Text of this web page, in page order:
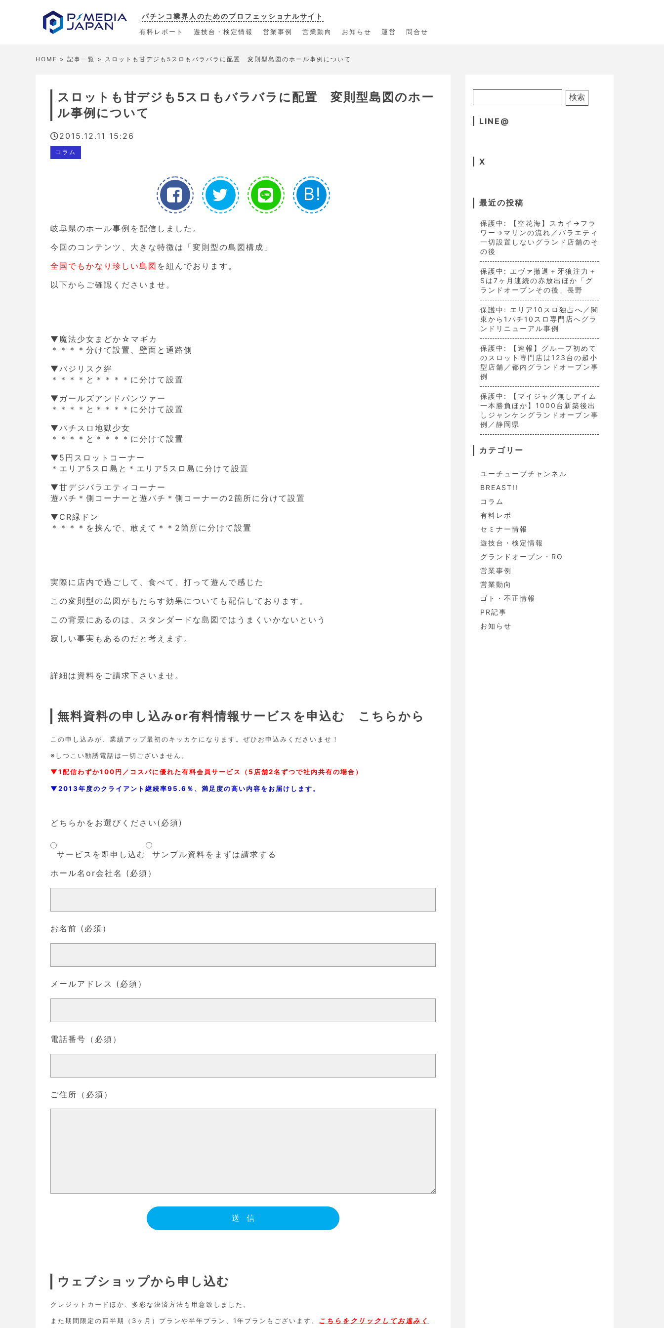
パチンコ業界人のためのプロフェッショナルサイト
有料レポート 遊技台・検定情報 営業事例 営業動向 お知らせ 運営 問合せ
HOME > 記事一覧 > スロットも甘デジも5スロもバラバラに配置 変則型島図のホール事例について
スロットも甘デジも5スロもバラバラに配置 変則型島図のホー
ル事例について
2015.12.11 15:26
コラム
B!
岐阜県のホール事例を配信しました。
今回のコンテンツ、大きな特徴は「変則型の島図構成」
全国でもかなり珍しい島図 を組んでおります。
以下からご確認くださいませ。
▼魔法少女まどか☆マギカ
＊＊＊＊分けて設置、壁面と通路側
▼バジリスク絆
＊＊＊＊と＊＊＊＊に分けて設置
▼ガールズアンドパンツァー
＊＊＊＊と＊＊＊＊に分けて設置
▼パチスロ地獄少女
＊＊＊＊と＊＊＊＊に分けて設置
▼5円スロットコーナー
＊エリア5スロ島と＊エリア5スロ島に分けて設置
▼甘デジバラエティコーナー
遊パチ＊側コーナーと遊パチ＊側コーナーの2箇所に分けて設置
▼CR緑ドン
＊＊＊＊を挟んで、敢えて＊＊2箇所に分けて設置
実際に店内で過ごして、食べて、打って遊んで感じた
この変則型の島図がもたらす効果についても配信しております。
この背景にあるのは、スタンダードな島図ではうまくいかないという
寂しい事実もあるのだと考えます。
詳細は資料をご請求下さいませ。
無料資料の申し込みor有料情報サービスを申込む こちらから
この申し込みが、業績アップ最初のキッカケになります。ぜひお申込みくださいませ！
※しつこい勧誘電話は一切ございません。
▼1配信わずか100円／コスパに優れた有料会員サービス（5店舗2名ずつで社内共有の場合）
▼2013年度のクライアント継続率95.6％、満足度の高い内容をお届けします。
どちらかをお選びください(必須)
サービスを即申し込む
サンプル資料をまずは請求する
ホール名or会社名 (必須）
お名前 (必須）
メールアドレス (必須）
電話番号（必須）
ご住所（必須）
ウェブショップから申し込む
クレジットカードほか、多彩な決済方法も用意致しました。
また期間限定の四半期（3ヶ月）プランや半年プラン、1年プランもございます。 こちらをクリックしてお進みく
LINE@
X
最近の投稿
保護中: 【空花海】スカイ→フラ
ワー→マリンの流れ／バラエティ
一切設置しないグランド店舗のそ
の後
保護中: エヴァ撤退＋牙狼注力＋
Sは7ヶ月連続の赤放出ほか「グ
ランドオープンその後」長野
保護中: エリア10スロ独占へ／関
東から1パチ10スロ専門店へグラ
ンドリニューアル事例
保護中: 【速報】グループ初めて
のスロット専門店は123台の超小
型店舗／都内グランドオープン事
例
保護中: 【マイジャグ無しアイム
一本勝負ほか】1000台新築後出
しジャンケングランドオープン事
例／静岡県
カテゴリー
ユーチューブチャンネル
BREAST!!
コラム
有料レポ
セミナー情報
遊技台・検定情報
グランドオープン・RO
営業事例
営業動向
ゴト・不正情報
PR記事
お知らせ